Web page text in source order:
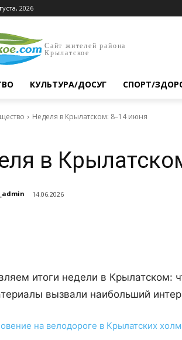
2026
Сайт жителей района
Крылатское
КУЛЬТУРА/ДОСУГ СПОРТ/
Неделя в Крылатском: 8–14 июня
в
14.06.2026
итоги недели в Крылатском:
вызвали наибольший
на велодороге в Крылатских